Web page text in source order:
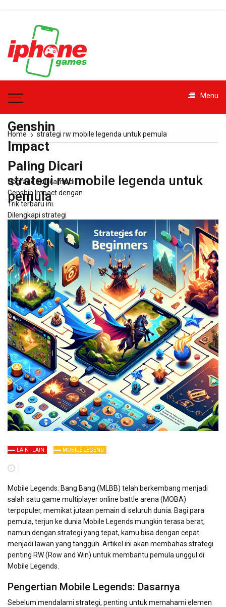
– Trik
Genshin
Impact
Paling Dicari
Upgrade skill kamu di
Genshin Impact dengan
Trik terbaru ini.
Dilengkapi strategi
praktis dan saran
profesional yang bisa
langsung kamu
terapkan dalam game.
Menu
Home strategi rw mobile legenda untuk pemula
strategi rw mobile legenda untuk
pemula
LAIN - LAIN MOBILE LEGEND
Mobile Legends: Bang Bang (MLBB) telah berkembang menjadi
salah satu game multiplayer online battle arena (MOBA)
terpopuler, memikat jutaan pemain di seluruh dunia. Bagi para
pemula, terjun ke dunia Mobile Legends mungkin terasa berat,
namun dengan strategi yang tepat, kamu bisa dengan cepat
menjadi lawan yang tangguh. Artikel ini akan membahas strategi
penting RW (Row and Win) untuk membantu pemula unggul di
Mobile Legends.
Pengertian Mobile Legends: Dasarnya
Sebelum mendalami strategi, penting untuk memahami elemen